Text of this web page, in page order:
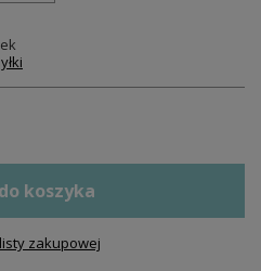
koszyka
zakupowej